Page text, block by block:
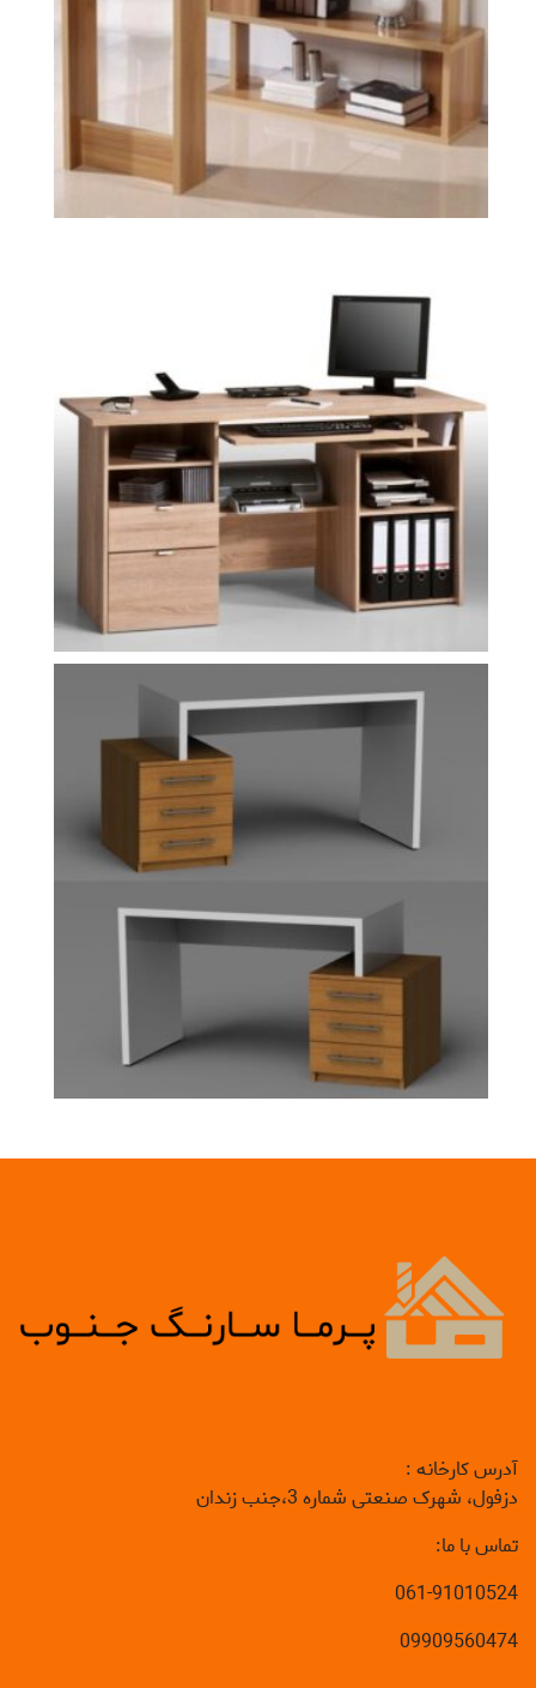
آدرس کارخانه :
دزفول، شهرک صنعتی شماره 3،جنب زندان
تماس با ما:
061-91010524
09909560474